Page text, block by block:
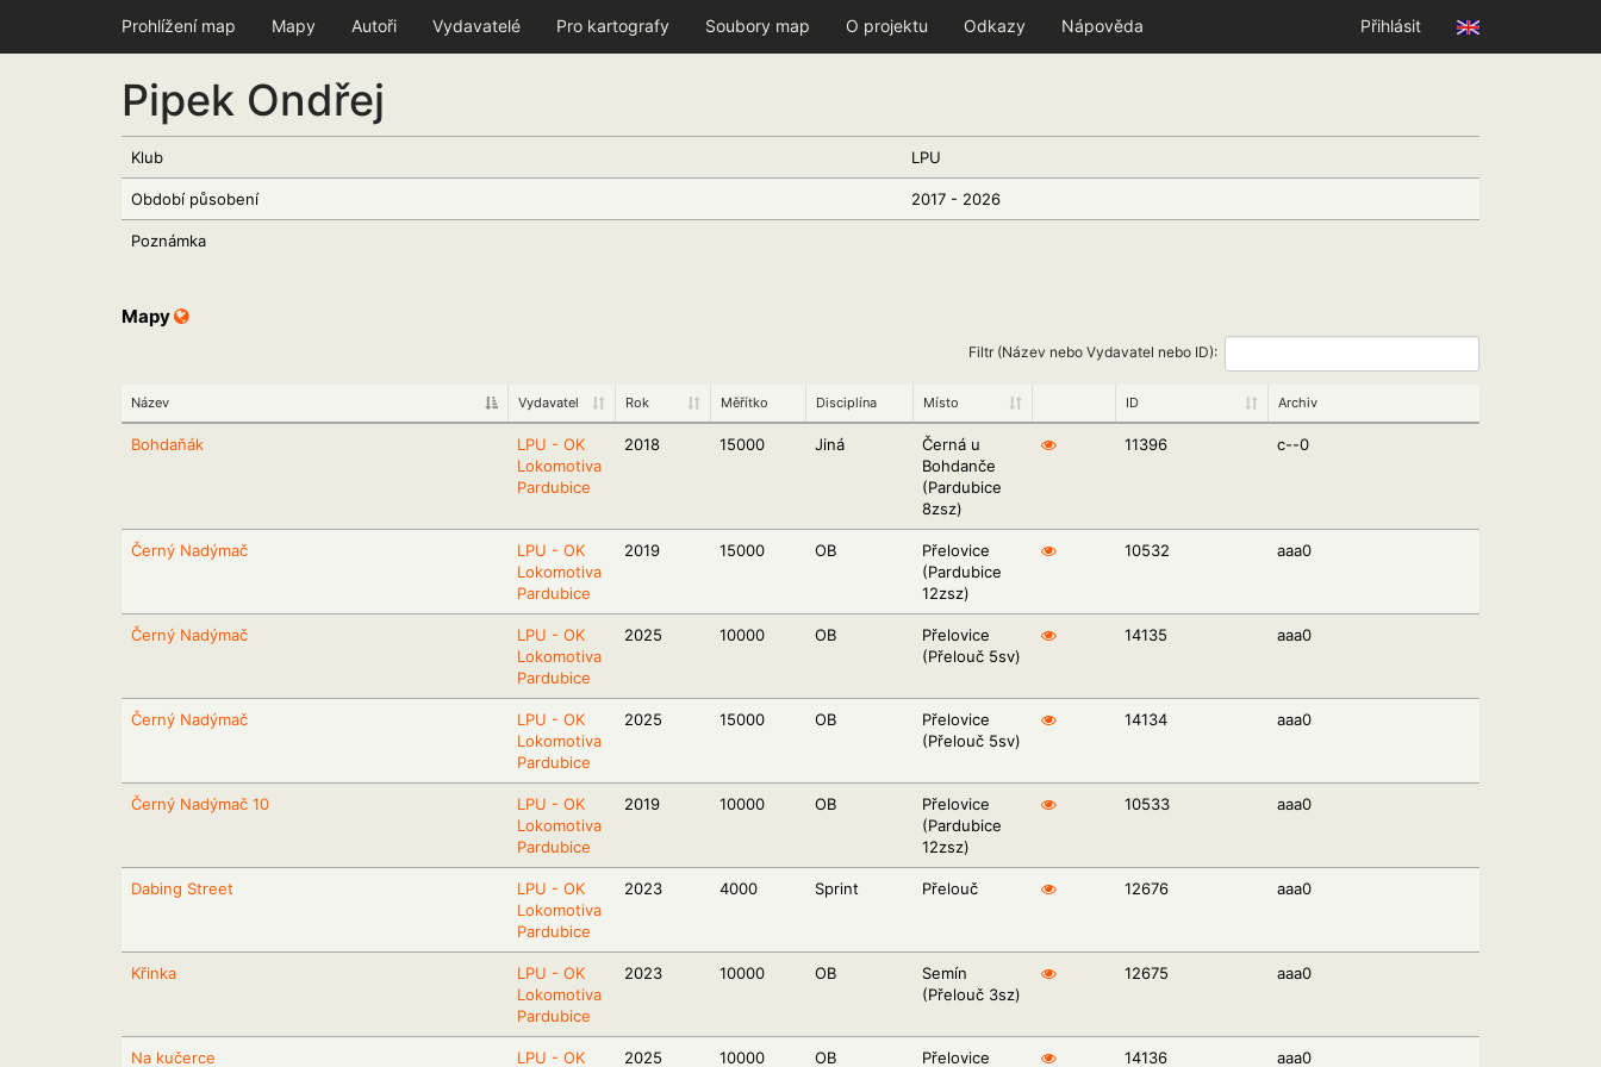
Prohlížení map Mapy Autoři Vydavatelé Pro kartografy Soubory map O projektu Odkazy Nápověda Přihlásit
Pipek Ondřej
Klub LPU
Období působení 2017 - 2026
Poznámka
Mapy
Filtr (Název nebo Vydavatel nebo ID):
Název Vydavatel Rok Měřítko Disciplína Místo ID Archiv
Bohdaňák
LPU - OK
Lokomotiva
Pardubice
2018 15000 Jiná
Černá u
Bohdanče
(Pardubice
8zsz)
11396 c--0
Černý Nadýmač
LPU - OK
Lokomotiva
Pardubice
2019 15000 OB
Přelovice
(Pardubice
12zsz)
10532 aaa0
Černý Nadýmač
LPU - OK
Lokomotiva
Pardubice
2025 10000 OB
Přelovice
(Přelouč 5sv)
14135 aaa0
Černý Nadýmač
LPU - OK
Lokomotiva
Pardubice
2025 15000 OB
Přelovice
(Přelouč 5sv)
14134 aaa0
Černý Nadýmač 10
LPU - OK
Lokomotiva
Pardubice
2019 10000 OB
Přelovice
(Pardubice
12zsz)
10533 aaa0
Dabing Street
LPU - OK
Lokomotiva
Pardubice
2023 4000 Sprint Přelouč 12676 aaa0
Křinka
LPU - OK
Lokomotiva
Pardubice
2023 10000 OB
Semín
(Přelouč 3sz)
12675 aaa0
Na kučerce LPU - OK 2025 10000 OB Přelovice 14136 aaa0